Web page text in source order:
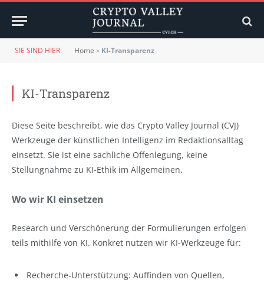
SIE SIND HIER: Home » KI-Transparenz
KI-Transparenz
Diese Seite beschreibt, wie das Crypto Valley Journal (CVJ)
Werkzeuge der künstlichen Intelligenz im Redaktionsalltag
einsetzt. Sie ist eine sachliche Offenlegung, keine
Stellungnahme zu KI-Ethik im Allgemeinen.
Wo wir KI einsetzen
Research und Verschönerung der Formulierungen erfolgen
teils mithilfe von KI. Konkret nutzen wir KI-Werkzeuge für:
Recherche-Unterstützung: Auffinden von Quellen,